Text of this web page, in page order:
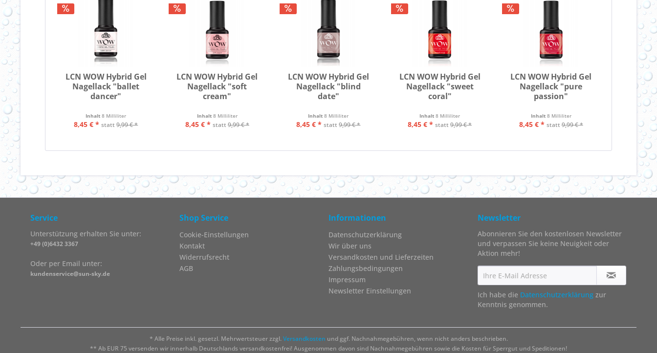
LCN WOW Hybrid Gel
Nagellack "ballet
dancer"
Inhalt8 Milliliter
8,45 € * statt9,99 € *
LCN WOW Hybrid Gel
Nagellack "soft
cream"
Inhalt 8 Milliliter
8,45 € * statt 9,99 € *
LCN WOW Hybrid Gel
Nagellack "blind
date"
Inhalt8 Milliliter
8,45 € * statt9,99 € *
LCN WOW Hybrid Gel
Nagellack "sweet
coral"
Inhalt8 Milliliter
8,45 € * statt9,99 € *
LCN WOW Hybrid Gel
Nagellack "pure
passion"
Inhalt 8 Milliliter
8,45 € * statt9,99 € *
Service
Unterstützung erhalten Sie unter:
+49 (0)6432 3367
Oder per Email unter:
kundenservice@sun-sky.de
Shop Service
Cookie-Einstellungen
Kontakt
Widerrufsrecht
AGB
Informationen
Datenschutzerklärung
Wir über uns
Versandkosten und Lieferzeiten
Zahlungsbedingungen
Impressum
Newsletter Einstellungen
Newsletter
Abonnieren Sie den kostenlosen Newsletter
und verpassen Sie keine Neuigkeit oder
Aktion mehr!
Ich habe die Datenschutzerklärung zur
Kenntnis genommen.
* Alle Preise inkl. gesetzl. Mehrwertsteuer zzgl. Versandkosten und ggf. Nachnahmegebühren, wenn nicht anders beschrieben.
** Ab EUR 75 versenden wir innerhalb Deutschlands versandkostenfrei! Ausgenommen davon sind Nachnahmegebühren sowie die Kosten für Sperrgut und Speditionen!